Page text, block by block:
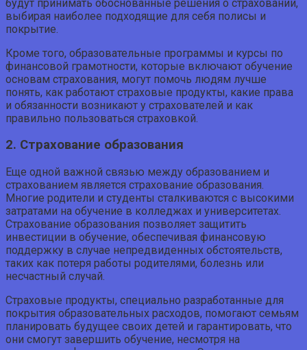
будут принимать обоснованные решения о страховании,
выбирая наиболее подходящие для себя полисы и
покрытие.
Кроме того, образовательные программы и курсы по
финансовой грамотности, которые включают обучение
основам страхования, могут помочь людям лучше
понять, как работают страховые продукты, какие права
и обязанности возникают у страхователей и как
правильно пользоваться страховкой.
2. Страхование образования
Еще одной важной связью между образованием и
страхованием является страхование образования.
Многие родители и студенты сталкиваются с высокими
затратами на обучение в колледжах и университетах.
Страхование образования позволяет защитить
инвестиции в обучение, обеспечивая финансовую
поддержку в случае непредвиденных обстоятельств,
таких как потеря работы родителями, болезнь или
несчастный случай.
Страховые продукты, специально разработанные для
покрытия образовательных расходов, помогают семьям
планировать будущее своих детей и гарантировать, что
они смогут завершить обучение, несмотря на